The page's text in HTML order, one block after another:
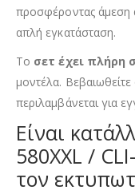
προσφέροντας άμεση
απλή εγκατάσταση.
Το σετ έχει πλήρη
μοντέλα.
περιλαμβάνεται για
Είναι
580XXL /
τον